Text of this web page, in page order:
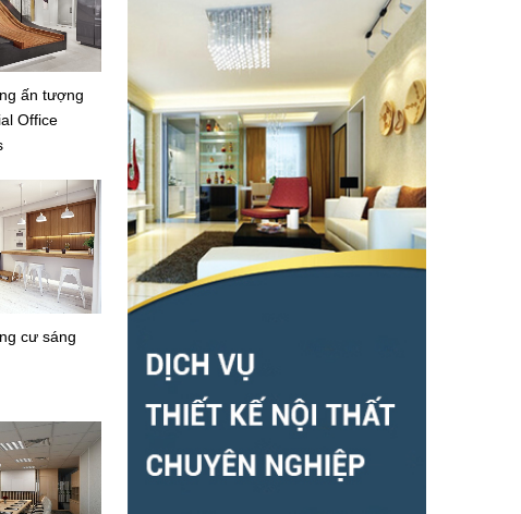
ấn tượng
Office
cư sáng